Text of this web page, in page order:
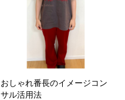
おしゃれ番長のイメージコン
サル活用法